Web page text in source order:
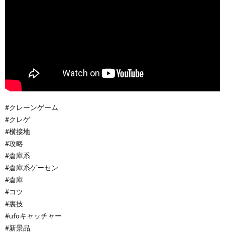
#クレーンゲーム
#クレゲ
#横接地
#攻略
#倉庫系
#倉庫系ゲーセン
#倉庫
#コツ
#裏技
#ufoキャッチャー
#新景品